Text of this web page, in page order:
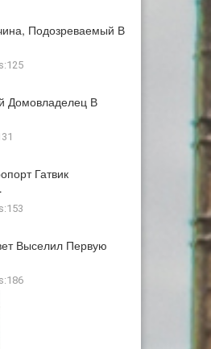
Подозреваемый В
Домовладелец В
Гатвик
Выселил Первую